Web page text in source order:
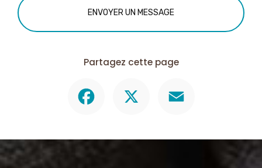
ENVOYER UN MESSAGE
Partagez cette page